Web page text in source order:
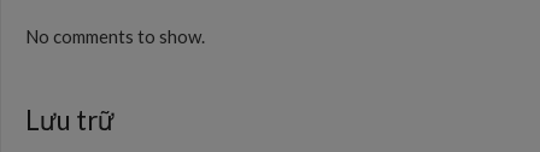
No comments to show.
Lưu trữ